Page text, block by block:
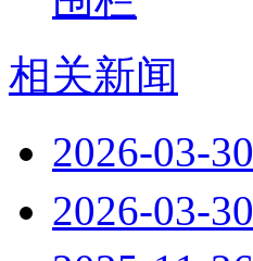
相关新闻
2026-03-30
2026-03-30